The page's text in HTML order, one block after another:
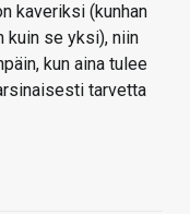
kaveriksi (kunhan
kuin se yksi), niin
kun aina tulee
tarvetta